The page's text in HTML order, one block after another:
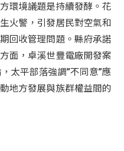
環境議題是持續發酵。花
火警，引發居民對空氣和
回收管理問題。縣府承諾
面，卓溪世豐電廠開發案
太平部落強調”不同意”應
地方發展與族群權益間的